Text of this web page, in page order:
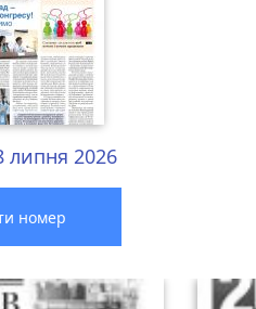
липня 2026
номер